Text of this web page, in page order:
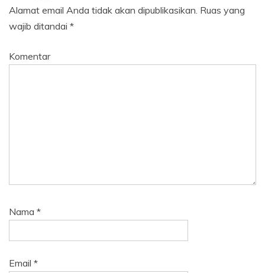
Alamat email Anda tidak akan dipublikasikan. Ruas yang
wajib ditandai *
Komentar
Nama *
Email *